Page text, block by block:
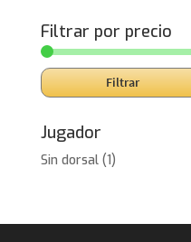
Filtrar por precio
Filtrar
Jugador
Sin dorsal (1)